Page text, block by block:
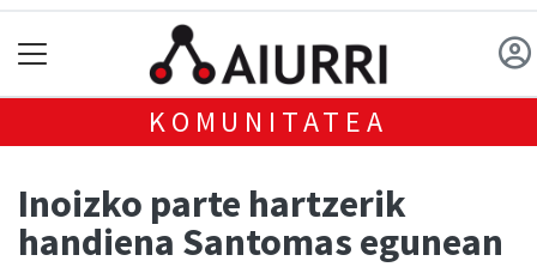
KOMUNITATEA
Inoizko parte hartzerik
handiena Santomas egunean